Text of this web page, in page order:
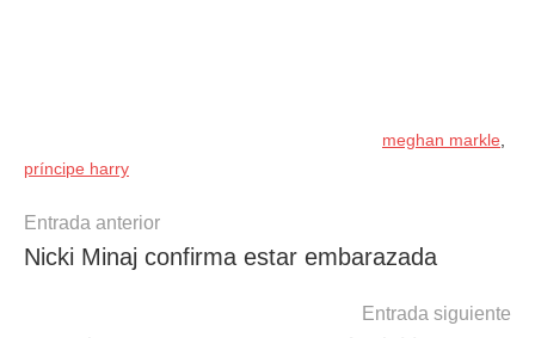
meghan markle
príncipe harry
Navegación
de
Entrada anterior
Nicki Minaj confirma estar embarazada
Entrada siguiente